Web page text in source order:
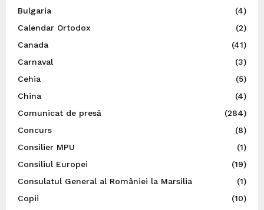
Bulgaria
(4)
Calendar Ortodox
(2)
Canada
(41)
Carnaval
(3)
Cehia
(5)
China
(4)
Comunicat de presă
(284)
Concurs
(8)
Consilier MPU
(1)
Consiliul Europei
(19)
Consulatul General al României la Marsilia
(1)
Copii
(10)